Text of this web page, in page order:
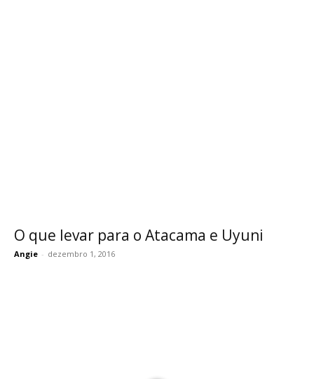
O que levar para o Atacama e Uyuni
Angie - dezembro 1, 2016